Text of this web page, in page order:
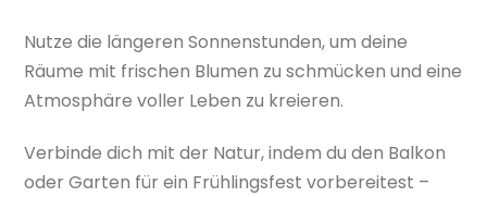
Nutze die längeren Sonnenstunden, um deine
Räume mit frischen Blumen zu schmücken und eine
Atmosphäre voller Leben zu kreieren.
Verbinde dich mit der Natur, indem du den Balkon
oder Garten für ein Frühlingsfest vorbereitest –